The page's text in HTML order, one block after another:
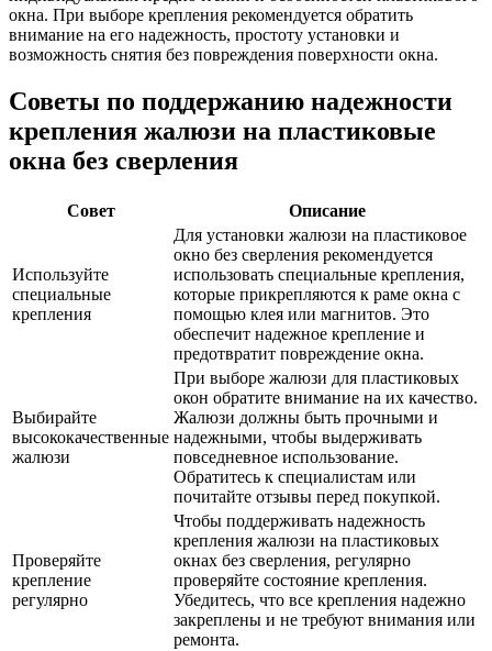
окна. При выборе крепления рекомендуется обратить
внимание на его надежность, простоту установки и
возможность снятия без повреждения поверхности окна.
Советы по поддержанию надежности
крепления жалюзи на пластиковые
окна без сверления
Совет Описание
Используйте
специальные
крепления
Для установки жалюзи на пластиковое
окно без сверления рекомендуется
использовать специальные крепления,
которые прикрепляются к раме окна с
помощью клея или магнитов. Это
обеспечит надежное крепление и
предотвратит повреждение окна.
Выбирайте
высококачественные
жалюзи
При выборе жалюзи для пластиковых
окон обратите внимание на их качество.
Жалюзи должны быть прочными и
надежными, чтобы выдерживать
повседневное использование.
Обратитесь к специалистам или
почитайте отзывы перед покупкой.
Проверяйте
крепление
регулярно
Чтобы поддерживать надежность
крепления жалюзи на пластиковых
окнах без сверления, регулярно
проверяйте состояние крепления.
Убедитесь, что все крепления надежно
закреплены и не требуют внимания или
ремонта.